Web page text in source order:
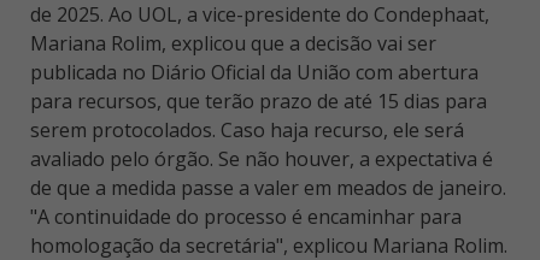
de 2025. Ao UOL, a vice-presidente do Condephaat,
Mariana Rolim, explicou que a decisão vai ser
publicada no Diário Oficial da União com abertura
para recursos, que terão prazo de até 15 dias para
serem protocolados. Caso haja recurso, ele será
avaliado pelo órgão. Se não houver, a expectativa é
de que a medida passe a valer em meados de janeiro.
"A continuidade do processo é encaminhar para
homologação da secretária", explicou Mariana Rolim.